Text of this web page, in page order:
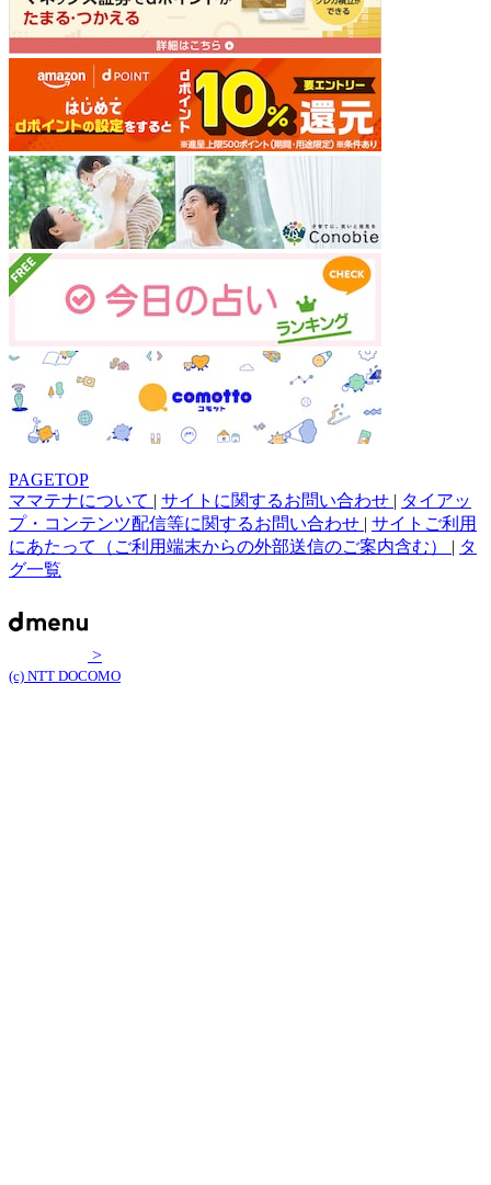
PAGETOP
ママテナについて | サイトに関するお問い合わせ | タイアッ
プ・コンテンツ配信等に関するお問い合わせ | サイトご利用
にあたって（ご利用端末からの外部送信のご案内含む） | タ
グ一覧
>
(c) NTT DOCOMO